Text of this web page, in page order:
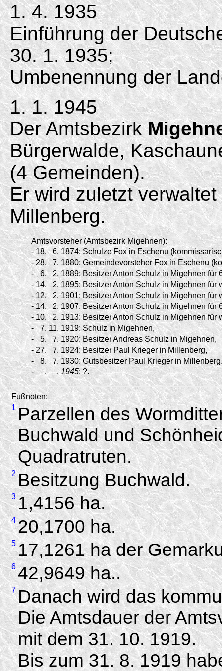
1. 4. 1935
Einführung der
30. 1. 1935;
Umbenennung der
1. 1. 1945
Der Amtsbezirk
Bürgerwalde,
(4 Gemeinden).
Er wird zuletzt
Millenberg.
Amtsvorsteher (Amtsbezirk Migehnen):
- 18. 6. 1874: Schulze Fox in Eschenu
- 28. 7. 1880: Gemeindevorsteher Fox in Eschenu
-
6. 2. 1889: Besitzer Anton Schulz in Migehnen für
- 14. 2. 1895: Besitzer Anton Schulz in Migehnen für
- 12. 2. 1901: Besitzer Anton Schulz in Migehnen für
- 14. 2. 1907: Besitzer Anton Schulz in Migehnen für
- 10. 2. 1913: Besitzer Anton Schulz in Migehnen für
-
7. 11. 1919: Schulz in Migehnen,
-
5. 7. 1920: Besitzer Andreas Schulz in Migehnen,
- 27. 7. 1924: Besitzer Paul Krieger in Millenberg,
-
8. 7. 1930: Gutsbesitzer Paul Krieger in Millenberg.
-
. . 1945: ?.
Fußnoten:
1 Parzellen des
Buchwald und
Quadratruten.
2 Besitzung Buchwald.
3 1,4156 ha.
4 20,1700 ha.
5 17,1261 ha der
6 42,9649 ha..
7 Danach wird das
Die Amtsdauer der
mit dem 31. 10. 1919.
Bis zum 31. 8. 1919